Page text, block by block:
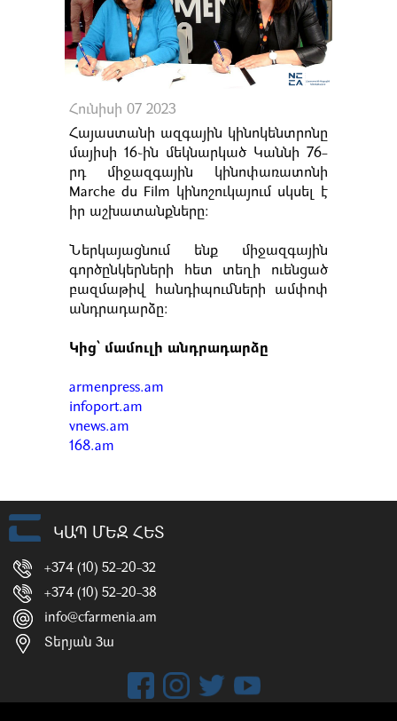
Հունիսի 07 2023
Հայաստանի ազգային կինոկենտրոնը
մայիսի 16֊ին մեկնարկած Կաննի 76-
րդ միջազգային կինոփառատոնի
Marche du Film կինոշուկայում սկսել է
իր աշխատանքները:
Ներկայացնում ենք միջազգային
գործընկերների հետ տեղի ուենցած
բազմաթիվ հանդիպումների ամփոփ
անդրադարձը:
Կից՝ մամուլի անդրադարձը
armenpress.am
infoport.am
vnews.am
168.am
ԿԱՊ ՄԵԶ ՀԵՏ
+374 (10) 52-20-32
+374 (10) 52-20-38
info@cfarmenia.am
Տերյան 3ա